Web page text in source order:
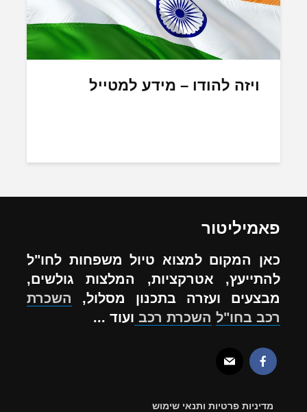
ויזה להודו – מידע למטייל
פאמיליטור
כאן המקום למצוא טיול משפחות לחו"ל
להתייעץ, אטרקציות, המלצות גולשים,
מבצעים ועזרה בתכנון מסלול, השכרת
רכב בחו"ל השכרת רכב ועוד ...
מדיניות פרטיות ותנאי שימוש